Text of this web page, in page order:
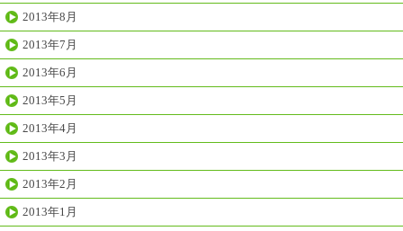
2013年8月
2013年7月
2013年6月
2013年5月
2013年4月
2013年3月
2013年2月
2013年1月